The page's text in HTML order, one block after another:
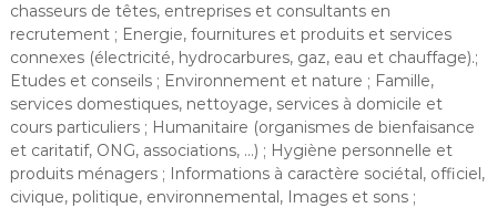
chasseurs de têtes, entreprises et consultants en
recrutement ; Energie, fournitures et produits et services
connexes (électricité, hydrocarbures, gaz, eau et chauffage).;
Etudes et conseils ; Environnement et nature ; Famille,
services domestiques, nettoyage, services à domicile et
cours particuliers ; Humanitaire (organismes de bienfaisance
et caritatif, ONG, associations, …) ; Hygiène personnelle et
produits ménagers ; Informations à caractère sociétal, officiel,
civique, politique, environnemental, Images et sons ;